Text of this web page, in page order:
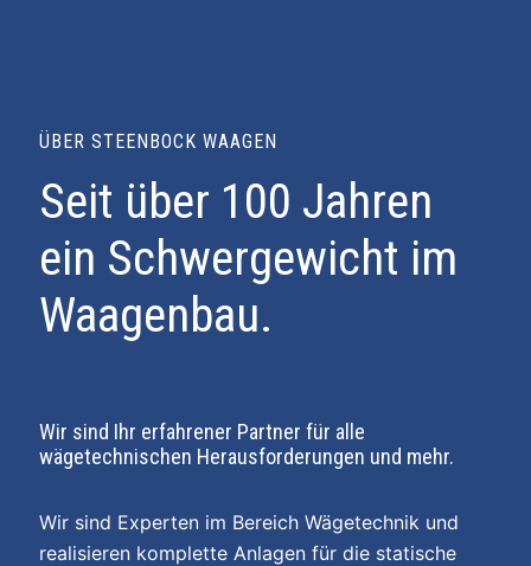
ÜBER STEENBOCK WAAGEN
Seit über 100 Jahren
ein Schwergewicht im
Waagenbau.
Wir sind Ihr erfahrener Partner für alle
wägetechnischen Herausforderungen und mehr.
Wir sind Experten im Bereich Wägetechnik und
realisieren komplette Anlagen für die statische